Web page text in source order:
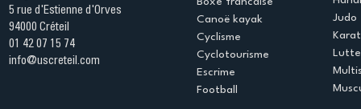
5 rue d'Estienne d'Orves
94000 Créteil
01 42 07 15 74
info@uscreteil.com
Canoë kayak
Cyclisme
Cyclotourisme
Escrime
Football
Judo
Lutte